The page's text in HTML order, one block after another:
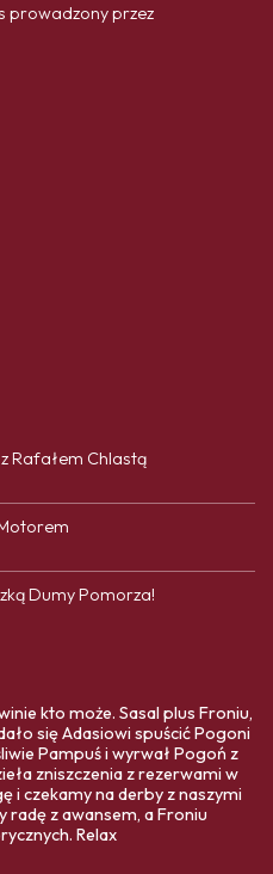
prowadzony przez
Rafałem Chlastą
Dumy Pomorza!
kto może. Sasal plus Froniu,
się Adasiowi spuścić Pogoni
Pampuś i wyrwał Pogoń z
zniszczenia z rezerwami w
i czekamy na derby z naszymi
radę z awansem, a Froniu
Relax